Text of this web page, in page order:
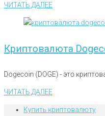
ЧИТАТЬ ДАЛЕЕ
Криптовалюта
Dogecoin (DOGE) - это
ЧИТАТЬ ДАЛЕЕ
Купить криптовалюту